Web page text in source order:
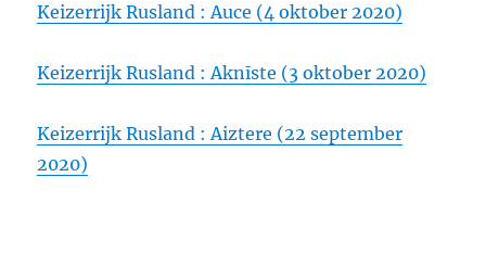
Keizerrijk Rusland : Auce (4 oktober 2020)
Keizerrijk Rusland : Aknīste (3 oktober 2020)
Keizerrijk Rusland : Aiztere (22 september
2020)